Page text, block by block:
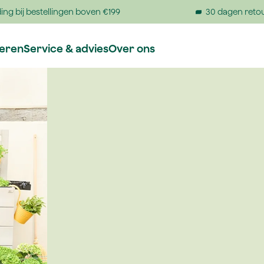
bij bestellingen boven €199 30 dagen
Service & adviesOver ons